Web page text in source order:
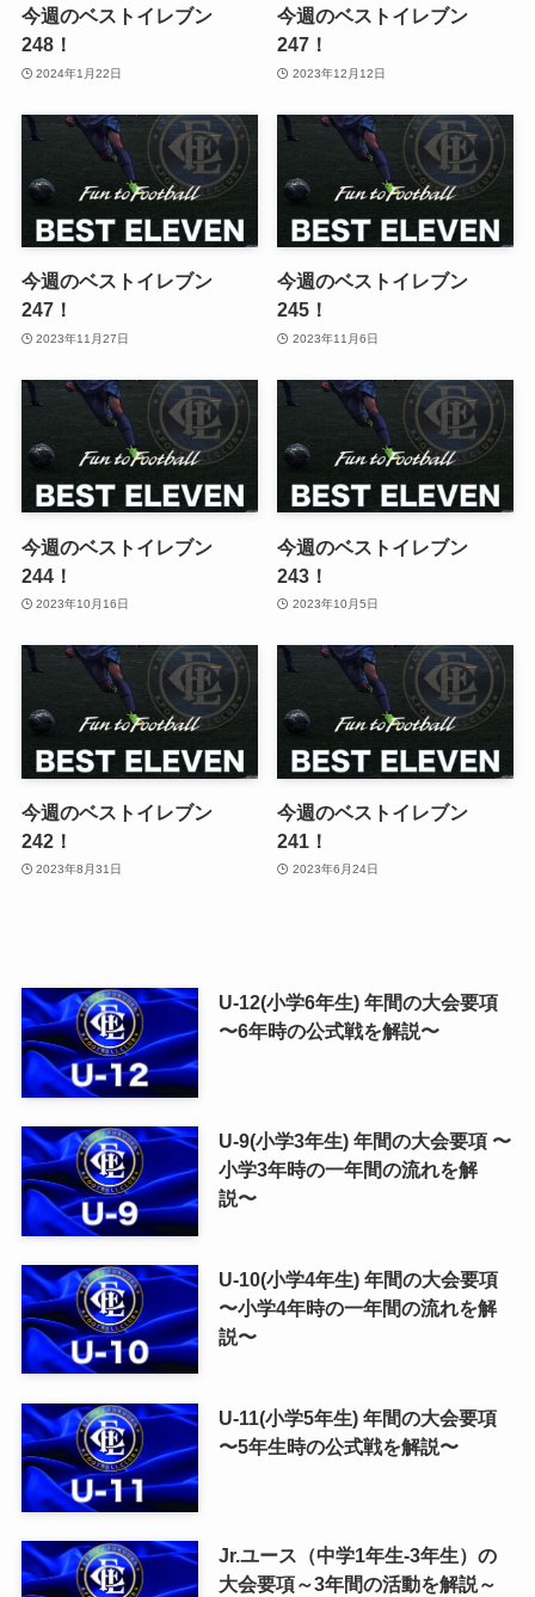
今週のベストイレブン
248！
2024年1月22日
今週のベストイレブン
247！
2023年12月12日
今週のベストイレブン
247！
2023年11月27日
今週のベストイレブン
245！
2023年11月6日
今週のベストイレブン
244！
2023年10月16日
今週のベストイレブン
243！
2023年10月5日
今週のベストイレブン
242！
2023年8月31日
今週のベストイレブン
241！
2023年6月24日
U-12(小学6年生) 年間の大会要項
〜6年時の公式戦を解説〜
U-9(小学3年生) 年間の大会要項 〜
小学3年時の一年間の流れを解
説〜
U-10(小学4年生) 年間の大会要項
〜小学4年時の一年間の流れを解
説〜
U-11(小学5年生) 年間の大会要項
〜5年生時の公式戦を解説〜
Jr.ユース（中学1年生-3年生）の
大会要項～3年間の活動を解説～